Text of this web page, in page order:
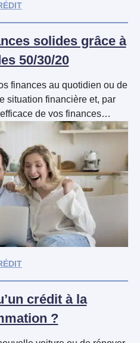
solides grâce à
50/30/20
finances au quotidien ou de
situation financière et, par
de vos finances…
crédit à la
?